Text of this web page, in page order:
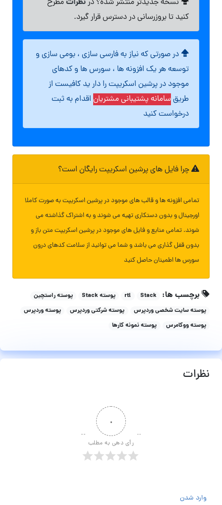
نسخه جدیدتر منتشر شده؟ در
مطرح
کنید تا بروزرسانی در دسترس قرار گیرد.
در صورتی که نیاز به فارسی سازی ، بومی سازی و
توسعه هر یک افزونه ها ، سورس ها و کدهای
موجود در پرشین اسکریپت را دار ید کافیست از
طریقسامانه پشتیبانی مشتریان اقدام به ثبت
درخواست کنید
چرا فایل های پرشین اسکریپت رایگان است؟
تمامی افزونه ها و قالب های موجود در پرشین اسکریپت به صورت کاملا
اورجینال و بدون دستکاری تهیه می شوند و به اشتراک گذاشته می
شوند. تمامی منابع و فایل های موجود در پرشین اسکریپت متن باز و
بدون قفل گذاری می باشد و شما می توانید از سلامت کدهای درون
سورس ها اطمینان حاصل کنید
برچسب ها: Stack
rtl پوسته Stack
پوسته راستچین
پوسته سایت شخصی وردپرس
پوسته شرکتی وردپرس
پوسته وردپرس
پوسته ووکامرس
پوسته نمونه کارها
نظرات
۰
رأی دهی به مطلب
وارد شدن